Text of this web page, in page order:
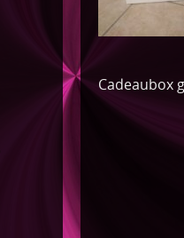
Cadeaubox